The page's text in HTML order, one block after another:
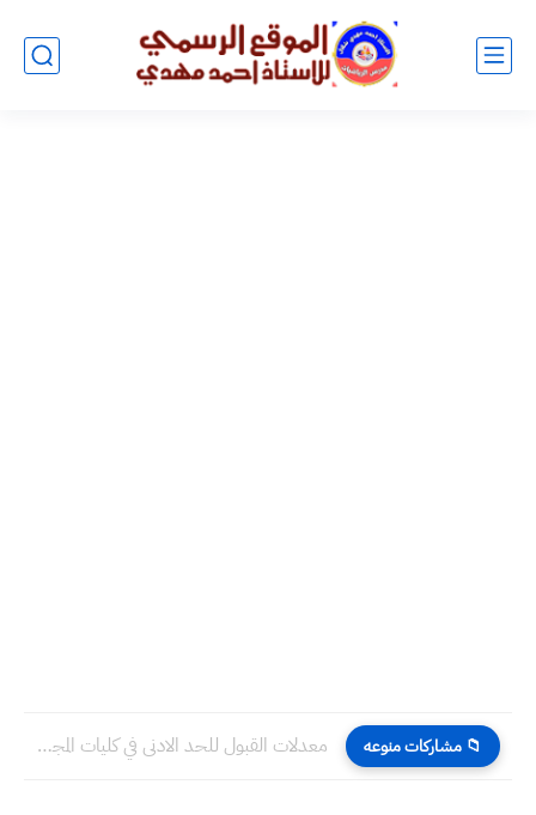
📁 مشاركات منوعه معدلات القبول للحد الادنى في كليات المجموعه الطبيه في العراق...